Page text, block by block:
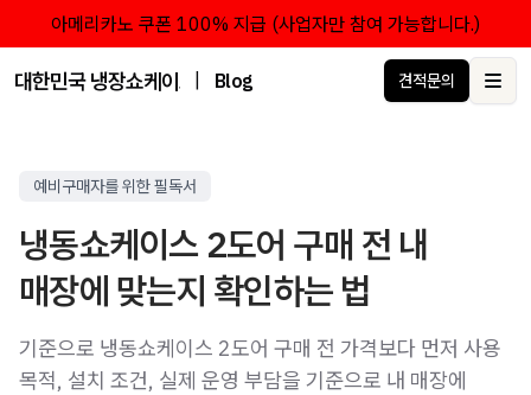
아메리카노 쿠폰 100% 지급 (사업자만 참여 가능합니다.)
대한민국 냉장쇼케이스 점유율 1위 브랜드 한성쇼케이스
Blog 견적문의
예비구매자를 위한 필독서
냉동쇼케이스 2도어 구매 전 내
매장에 맞는지 확인하는 법
기준으로 냉동쇼케이스 2도어 구매 전 가격보다 먼저 사용
목적, 설치 조건, 실제 운영 부담을 기준으로 내 매장에